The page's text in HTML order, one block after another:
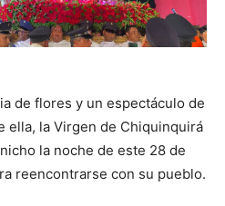
de flores y un espectáculo de
ella, la Virgen de Chiquinquirá
la noche de este 28 de
reencontrarse con su pueblo.